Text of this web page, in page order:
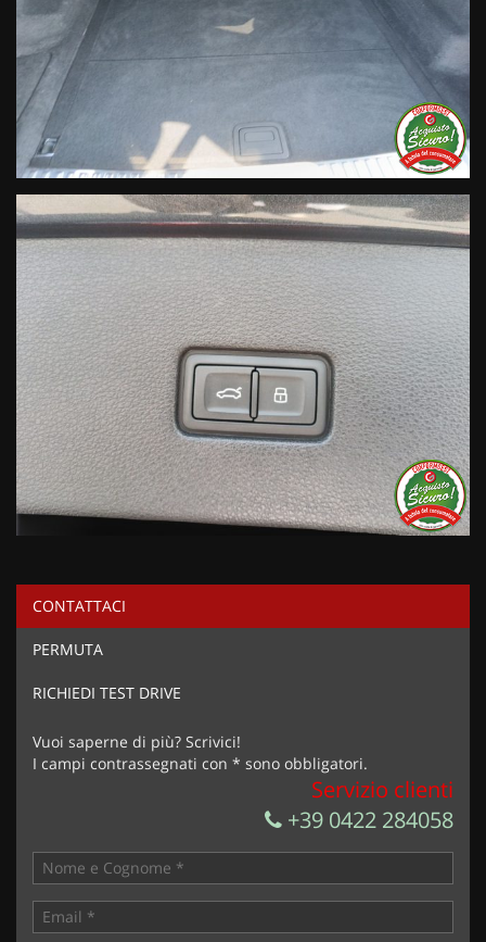
CONTATTACI
PERMUTA
RICHIEDI TEST DRIVE
Vuoi saperne di più? Scrivici!
I campi contrassegnati con * sono obbligatori.
Servizio clienti
+39 0422 284058